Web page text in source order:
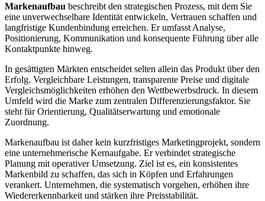
Markenaufbau beschreibt den strategischen Prozess, mit dem Sie
eine unverwechselbare Identität entwickeln, Vertrauen schaffen und
langfristige Kundenbindung erreichen. Er umfasst Analyse,
Positionierung, Kommunikation und konsequente Führung über alle
Kontaktpunkte hinweg.
In gesättigten Märkten entscheidet selten allein das Produkt über den
Erfolg. Vergleichbare Leistungen, transparente Preise und digitale
Vergleichsmöglichkeiten erhöhen den Wettbewerbsdruck. In diesem
Umfeld wird die Marke zum zentralen Differenzierungsfaktor. Sie
steht für Orientierung, Qualitätserwartung und emotionale
Zuordnung.
Markenaufbau ist daher kein kurzfristiges Marketingprojekt, sondern
eine unternehmerische Kernaufgabe. Er verbindet strategische
Planung mit operativer Umsetzung. Ziel ist es, ein konsistentes
Markenbild zu schaffen, das sich in Köpfen und Erfahrungen
verankert. Unternehmen, die systematisch vorgehen, erhöhen ihre
Wiedererkennbarkeit und stärken ihre Preisstabilität.